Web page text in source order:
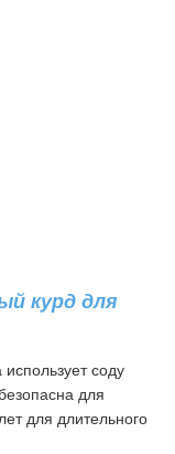
курд для
соду
для
для длительного